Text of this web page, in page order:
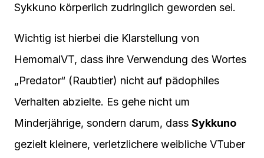
Sykkuno körperlich zudringlich geworden sei.
Wichtig ist hierbei die Klarstellung von
HemomalVT, dass ihre Verwendung des Wortes
„Predator“ (Raubtier) nicht auf pädophiles
Verhalten abzielte. Es gehe nicht um
Minderjährige, sondern darum, dass Sykkuno
gezielt kleinere, verletzlichere weibliche VTuber